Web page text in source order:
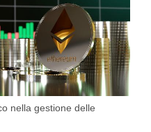
nella gestione delle